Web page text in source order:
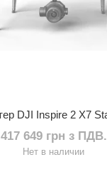
417 649 грн з ПДВ.
Нет в наличии